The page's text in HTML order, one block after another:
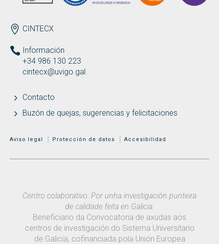
ENDEREZO ES
CINTECX
Información
+34 986 130 223
cintecx@uvigo.gal
Contacto
Buzón de quejas, sugerencias y felicitaciones
MENÚ ADICIONAL
Aviso legal Protección de datos Accesibilidad
Centro colaborativo: Por unha investigación punteira
de calidade feita en Galicia.
Beneficiario da Convocatoria de axudas aos
centros de investigación do Sistema Universitario
de Galicia, cofinanciada pola Unión Europea